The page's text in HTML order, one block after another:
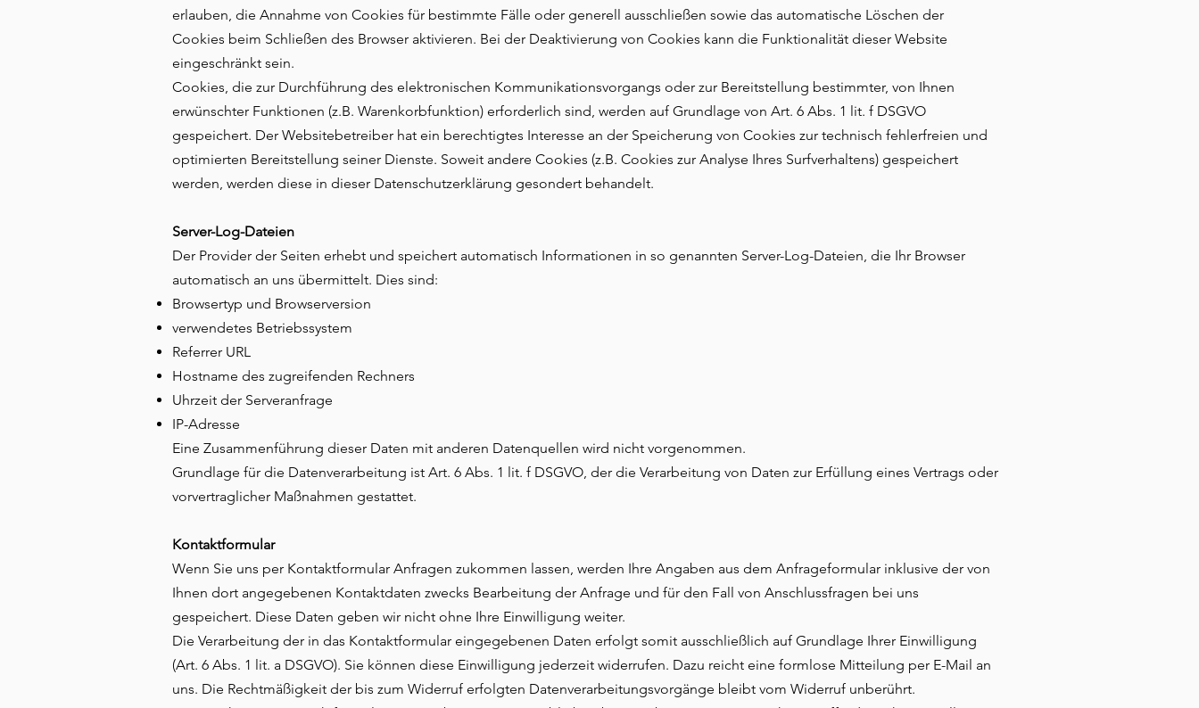
erlauben, die Annahme von Cookies für bestimmte Fälle oder generell ausschließen sowie das automatische Löschen der
Cookies beim Schließen des Browser aktivieren. Bei der Deaktivierung von Cookies kann die Funktionalität dieser Website
eingeschränkt sein.
Cookies, die zur Durchführung des elektronischen Kommunikationsvorgangs oder zur Bereitstellung bestimmter, von Ihnen
erwünschter Funktionen (z.B. Warenkorbfunktion) erforderlich sind, werden auf Grundlage von Art. 6 Abs. 1 lit. f DSGVO
gespeichert. Der Websitebetreiber hat ein berechtigtes Interesse an der Speicherung von Cookies zur technisch fehlerfreien und
optimierten Bereitstellung seiner Dienste. Soweit andere Cookies (z.B. Cookies zur Analyse Ihres Surfverhaltens) gespeichert
werden, werden diese in dieser Datenschutzerklärung gesondert behandelt.
Server-Log-Dateien
Der Provider der Seiten erhebt und speichert automatisch Informationen in so genannten Server-Log-Dateien, die Ihr Browser
automatisch an uns übermittelt. Dies sind:
Browsertyp und Browserversion
verwendetes Betriebssystem
Referrer URL
Hostname des zugreifenden Rechners
Uhrzeit der Serveranfrage
IP-Adresse
Eine Zusammenführung dieser Daten mit anderen Datenquellen wird nicht vorgenommen.
Grundlage für die Datenverarbeitung ist Art. 6 Abs. 1 lit. f DSGVO, der die Verarbeitung von Daten zur Erfüllung eines Vertrags oder
vorvertraglicher Maßnahmen gestattet.
Kontaktformular
Wenn Sie uns per Kontaktformular Anfragen zukommen lassen, werden Ihre Angaben aus dem Anfrageformular inklusive der von
Ihnen dort angegebenen Kontaktdaten zwecks Bearbeitung der Anfrage und für den Fall von Anschlussfragen bei uns
gespeichert. Diese Daten geben wir nicht ohne Ihre Einwilligung weiter.
Die Verarbeitung der in das Kontaktformular eingegebenen Daten erfolgt somit ausschließlich auf Grundlage Ihrer Einwilligung
(Art. 6 Abs. 1 lit. a DSGVO). Sie können diese Einwilligung jederzeit widerrufen. Dazu reicht eine formlose Mitteilung per E-Mail an
uns. Die Rechtmäßigkeit der bis zum Widerruf erfolgten Datenverarbeitungsvorgänge bleibt vom Widerruf unberührt.